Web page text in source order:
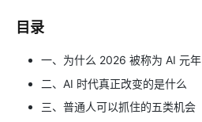
目录
一、为什么 2026 被称为 AI 元年
二、AI 时代真正改变的是什么
三、普通人可以抓住的五类机会